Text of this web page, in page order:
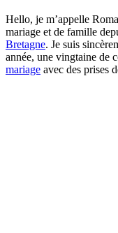
Hello, je m’appelle
mariage et de famille
Bretagne. Je suis
année, une vingtaine de
mariage avec des prises